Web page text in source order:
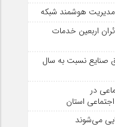
هوشمند شبکه
اربعین خدمات
صنایع نسبت به سال
در
استان
می‌شوند